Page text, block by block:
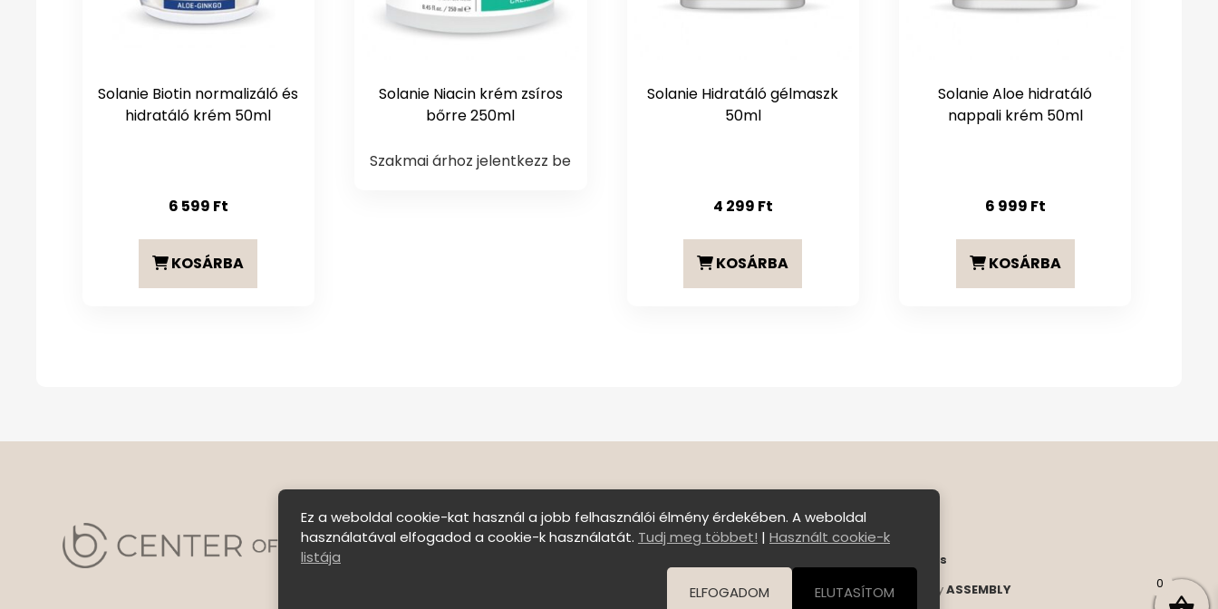
Solanie Biotin normalizáló és
hidratáló krém 50ml
6 599 Ft
KOSÁRBA
Solanie Niacin krém zsíros
bőrre 250ml
Szakmai árhoz jelentkezz be
Solanie Hidratáló gélmaszk
50ml
4 299 Ft
KOSÁRBA
Solanie Aloe hidratáló
nappali krém 50ml
6 999 Ft
KOSÁRBA
Bejelentkezés
© Copyright 2026 C E N T E R o f B E A U T Y | All Rights Reserved. | Designed byASSEMBLY
Ez a weboldal cookie-kat használ a jobb felhasználói élmény érdekében. A weboldal
használatával elfogadod a cookie-k használatát. Tudj meg többet! | Használt cookie-k
listája
ELFOGADOM
ELUTASÍTOM 0